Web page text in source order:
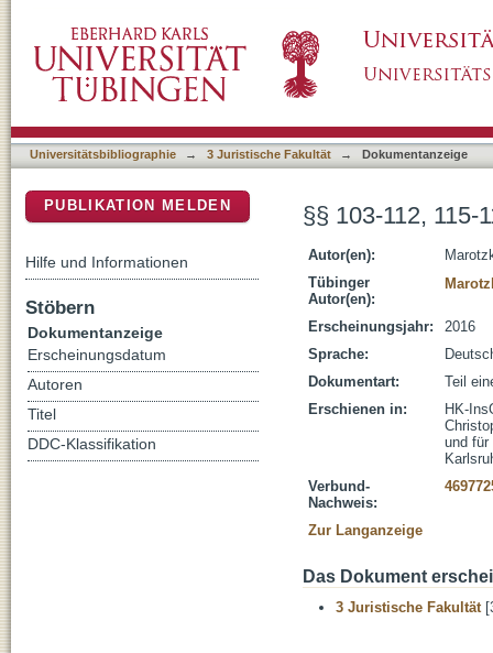
Universitätsbibliographie → 3 Juristische Fakultät → Dokumentanzeige
§§ 103-112, 115-
Autor(en):
Tübinger
Autor(en):
Erscheinungsjahr:
2016
Sprache:
Dokumentart:
Teil
Erschienen in:
HK-
und für
Verbund-
Nachweis:
Zur Langanzeige
Das Dokument
3 Juristische Fakultät
PUBLIKATION MELDEN
Hilfe und Informationen
Stöbern
Dokumentanzeige
Erscheinungsdatum
Autoren
Titel
DDC-Klassifikation